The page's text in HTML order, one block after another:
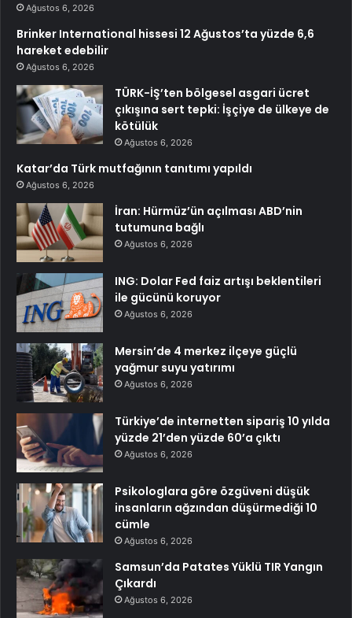
Ağustos 6, 2026
Brinker International hissesi 12 Ağustos’ta yüzde 6,6
hareket edebilir
Ağustos 6, 2026
TÜRK-İŞ’ten bölgesel asgari ücret
çıkışına sert tepki: İşçiye de ülkeye de
kötülük
Ağustos 6, 2026
Katar’da Türk mutfağının tanıtımı yapıldı
Ağustos 6, 2026
İran: Hürmüz’ün açılması ABD’nin
tutumuna bağlı
Ağustos 6, 2026
ING: Dolar Fed faiz artışı beklentileri
ile gücünü koruyor
Ağustos 6, 2026
Mersin’de 4 merkez ilçeye güçlü
yağmur suyu yatırımı
Ağustos 6, 2026
Türkiye’de internetten sipariş 10 yılda
yüzde 21’den yüzde 60’a çıktı
Ağustos 6, 2026
Psikologlara göre özgüveni düşük
insanların ağzından düşürmediği 10
cümle
Ağustos 6, 2026
Samsun’da Patates Yüklü TIR Yangın
Çıkardı
Ağustos 6, 2026